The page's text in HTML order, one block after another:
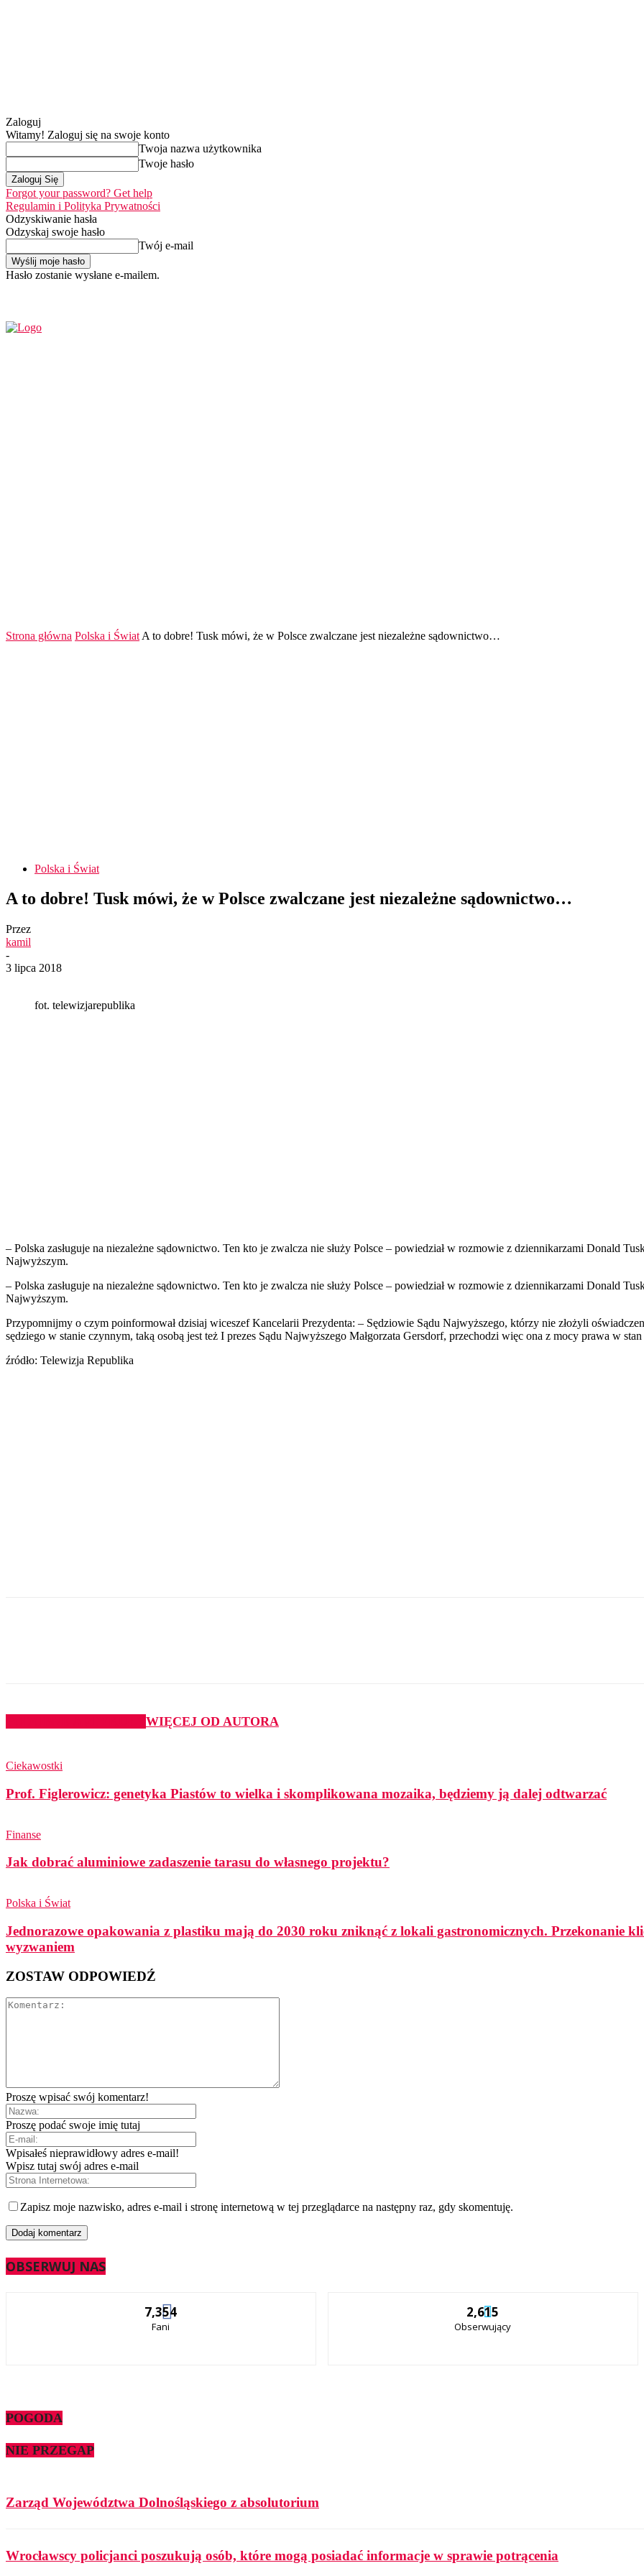
Zaloguj
Witamy! Zaloguj się na swoje konto
Twoja nazwa użytkownika
Twoje hasło
Forgot your password? Get help
Regulamin i Polityka Prywatności
Odzyskiwanie hasła
Odzyskaj swoje hasło
Twój e-mail
Hasło zostanie wysłane e-mailem.
Strona główna Polska i Świat A to dobre! Tusk mówi, że w Polsce zwalczane jest niezależne sądownictwo…
Polska i Świat
A to dobre! Tusk mówi, że w Polsce zwalczane jest niezależne sądownictwo…
Przez
kamil
-
3 lipca 2018
fot. telewizjarepublika
– Polska zasługuje na niezależne sądownictwo. Ten kto je zwalcza nie służy Polsce – powiedział w rozmowie z dziennikarzami Donald
Najwyższym.
– Polska zasługuje na niezależne sądownictwo. Ten kto je zwalcza nie służy Polsce – powiedział w rozmowie z dziennikarzami Donald
Najwyższym.
Przypomnijmy o czym poinformował dzisiaj wiceszef Kancelarii Prezydenta: – Sędziowie Sądu Najwyższego, którzy nie złożyli
sędziego w stanie czynnym, taką osobą jest też I prezes Sądu Najwyższego Małgorzata Gersdorf, przechodzi więc ona z mocy prawa w
źródło: Telewizja Republika
WIĘCEJ OD AUTORA
Ciekawostki
Prof. Figlerowicz: genetyka Piastów to wielka i skomplikowana mozaika, będziemy ją dalej odtwarzać
Finanse
Jak dobrać aluminiowe zadaszenie tarasu do własnego projektu?
Polska i Świat
Jednorazowe opakowania z plastiku mają do 2030 roku zniknąć z lokali gastronomicznych. Przekonanie
wyzwaniem
ZOSTAW ODPOWIEDŹ
Proszę wpisać swój komentarz!
Proszę podać swoje imię tutaj
Wpisałeś nieprawidłowy adres e-mail!
Wpisz tutaj swój adres e-mail
Zapisz moje nazwisko, adres e-mail i stronę internetową w tej przeglądarce na następny raz, gdy skomentuję.
OBSERWUJ NAS
7,354
Fani
2,615
Obserwujący
POGODA
NIE PRZEGAP
Zarząd Województwa Dolnośląskiego z absolutorium
Wrocławscy policjanci poszukują osób, które mogą posiadać informacje w sprawie potrącenia